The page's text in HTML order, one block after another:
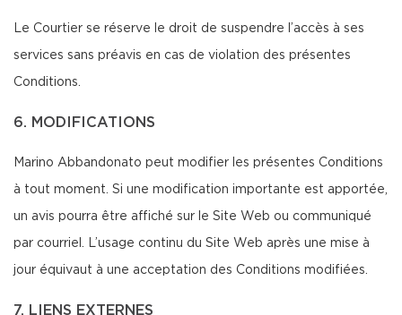
Le Courtier se réserve le droit de suspendre l’accès à ses
services sans préavis en cas de violation des présentes
Conditions.
6. MODIFICATIONS
Marino Abbandonato peut modifier les présentes Conditions
à tout moment. Si une modification importante est apportée,
un avis pourra être affiché sur le Site Web ou communiqué
par courriel. L’usage continu du Site Web après une mise à
jour équivaut à une acceptation des Conditions modifiées.
7. LIENS EXTERNES